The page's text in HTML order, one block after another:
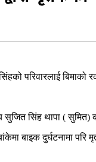
परिवारलाई बिमाको
सुजित सिंह थापा (
बाइक दुर्घटनामा